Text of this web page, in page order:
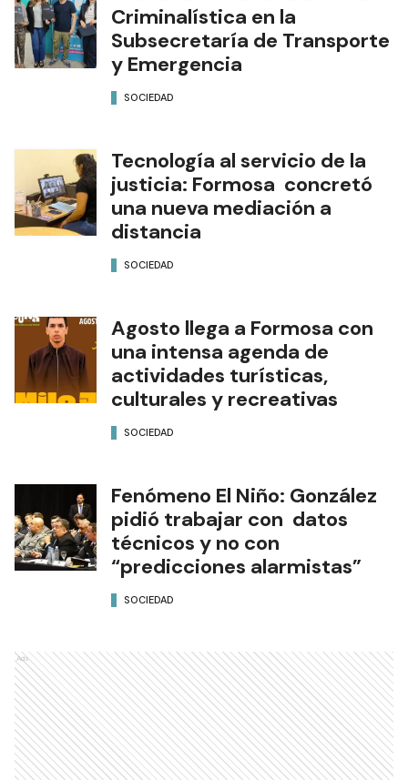
Criminalística en la
Subsecretaría de Transporte
y Emergencia
SOCIEDAD
Tecnología al servicio de la
justicia: Formosa concretó
una nueva mediación a
distancia
SOCIEDAD
Agosto llega a Formosa con
una intensa agenda de
actividades turísticas,
culturales y recreativas
SOCIEDAD
Fenómeno El Niño: González
pidió trabajar con datos
técnicos y no con
“predicciones alarmistas”
SOCIEDAD
Ads